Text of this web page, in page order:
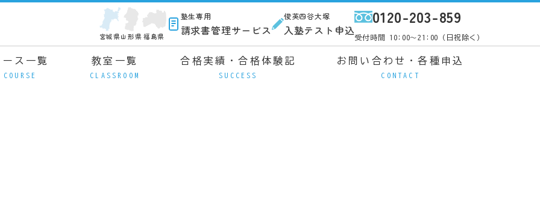
宮城県山形県 福島県
塾生専用
請求書管理サービス
俊英四谷大塚
入塾テスト申込
0120-203-859
受付時間 10:00～21:00（日祝除く）
ース一覧
COURSE
教室一覧
CLASSROOM
合格実績・合格体験記
SUCCESS
お問い合わせ・各種申込
CONTACT